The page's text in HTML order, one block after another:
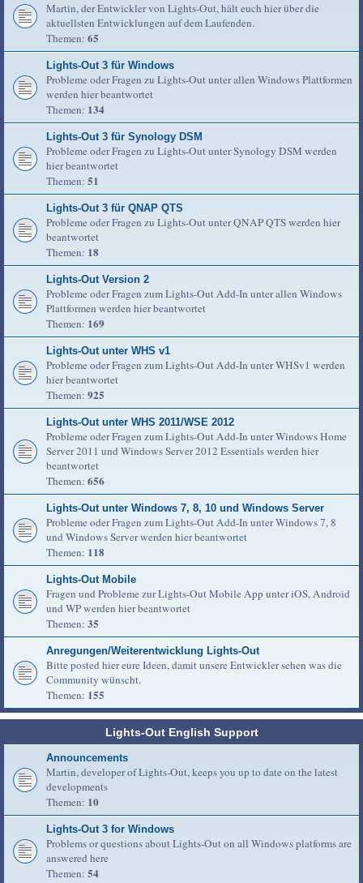
Martin, der Entwickler von Lights-Out, hält euch hier über die
aktuellsten Entwicklungen auf dem Laufenden.
Themen: 65
Lights-Out 3 für Windows
Probleme oder Fragen zu Lights-Out unter allen Windows Plattformen
werden hier beantwortet
Themen: 134
Lights-Out 3 für Synology DSM
Probleme oder Fragen zu Lights-Out unter Synology DSM werden
hier beantwortet
Themen: 51
Lights-Out 3 für QNAP QTS
Probleme oder Fragen zu Lights-Out unter QNAP QTS werden hier
beantwortet
Themen: 18
Lights-Out Version 2
Probleme oder Fragen zum Lights-Out Add-In unter allen Windows
Plattformen werden hier beantwortet
Themen: 169
Lights-Out unter WHS v1
Probleme oder Fragen zum Lights-Out Add-In unter WHSv1 werden
hier beantwortet
Themen: 925
Lights-Out unter WHS 2011/WSE 2012
Probleme oder Fragen zum Lights-Out Add-In unter Windows Home
Server 2011 und Windows Server 2012 Essentials werden hier
beantwortet
Themen: 656
Lights-Out unter Windows 7, 8, 10 und Windows Server
Probleme oder Fragen zum Lights-Out Add-In unter Windows 7, 8
und Windows Server werden hier beantwortet
Themen: 118
Lights-Out Mobile
Fragen und Probleme zur Lights-Out Mobile App unter iOS, Android
und WP werden hier beantwortet
Themen: 35
Anregungen/Weiterentwicklung Lights-Out
Bitte posted hier eure Ideen, damit unsere Entwickler sehen was die
Community wünscht.
Themen: 155
Lights-Out English Support
Announcements
Martin, developer of Lights-Out, keeps you up to date on the latest
developments
Themen: 10
Lights-Out 3 for Windows
Problems or questions about Lights-Out on all Windows platforms are
answered here
Themen: 54